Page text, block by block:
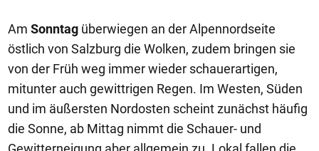
Am Sonntag überwiegen an der Alpennordseite
östlich von Salzburg die Wolken, zudem bringen sie
von der Früh weg immer wieder schauerartigen,
mitunter auch gewittrigen Regen. Im Westen, Süden
und im äußersten Nordosten scheint zunächst häufig
die Sonne, ab Mittag nimmt die Schauer- und